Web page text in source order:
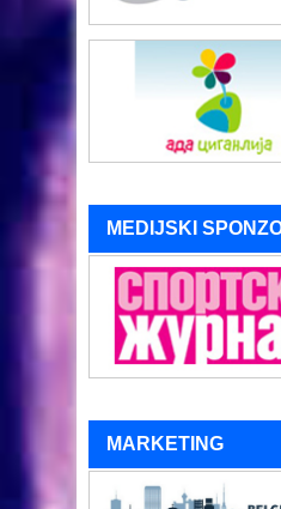
MEDIJSKI
MARKETING